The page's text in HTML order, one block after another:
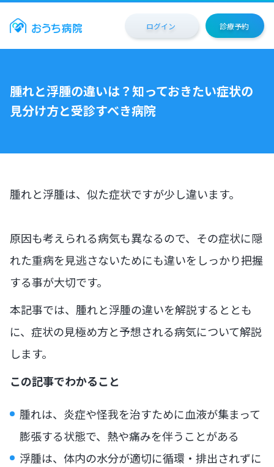
ログイン 診療予約
腫れと浮腫の違いは？知っておきたい症状の
見分け方と受診すべき病院
腫れと浮腫は、似た症状ですが少し違います。
原因も考えられる病気も異なるので、その症状に隠
れた重病を見逃さないためにも違いをしっかり把握
する事が大切です。
本記事では、腫れと浮腫の違いを解説するととも
に、症状の見極め方と予想される病気について解説
します。
この記事でわかること
腫れは、炎症や怪我を治すために血液が集まって
膨張する状態で、熱や痛みを伴うことがある
浮腫は、体内の水分が適切に循環・排出されずに